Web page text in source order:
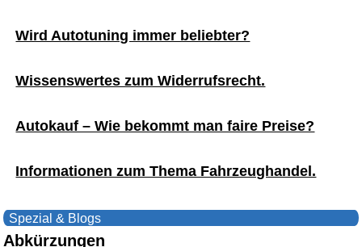
Wird Autotuning immer beliebter?
Wissenswertes zum Widerrufsrecht.
Autokauf – Wie bekommt man faire Preise?
Informationen zum Thema Fahrzeughandel.
Spezial & Blogs
Abkürzungen